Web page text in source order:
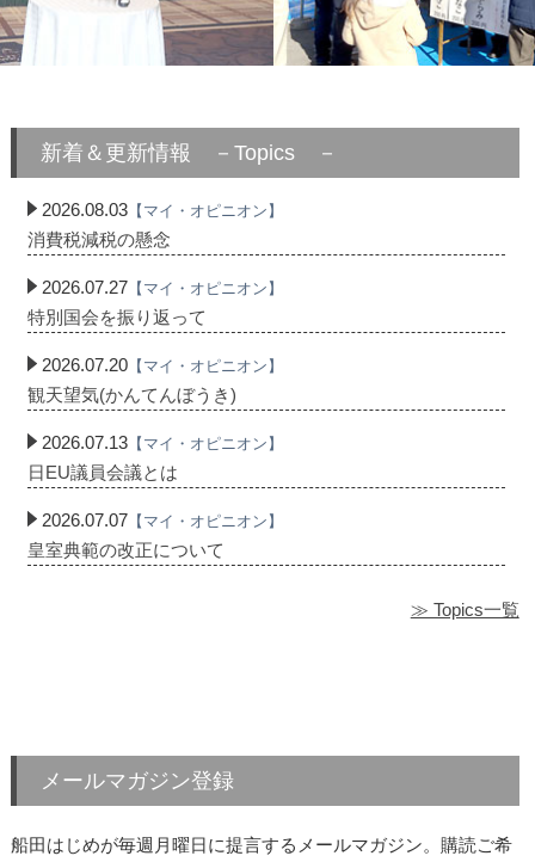
新着＆更新情報 －Topics －
2026.08.03【マイ・オピニオン】
消費税減税の懸念
2026.07.27【マイ・オピニオン】
特別国会を振り返って
2026.07.20【マイ・オピニオン】
観天望気(かんてんぼうき)
2026.07.13【マイ・オピニオン】
日EU議員会議とは
2026.07.07【マイ・オピニオン】
皇室典範の改正について
≫ Topics一覧
メールマガジン登録
船田はじめが毎週月曜日に提言するメールマガジン。購読ご希